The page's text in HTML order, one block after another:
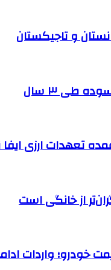
و تاجیکستان
تعهدات ارزی
خودرو؛ واردات